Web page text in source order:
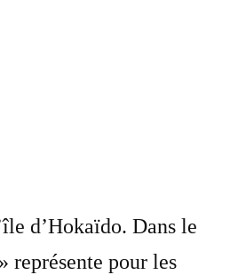
d’Hokaïdo. Dans le
représente pour les